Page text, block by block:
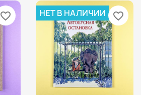
favorite_border НЕТ В НАЛИЧИИ favorite_border